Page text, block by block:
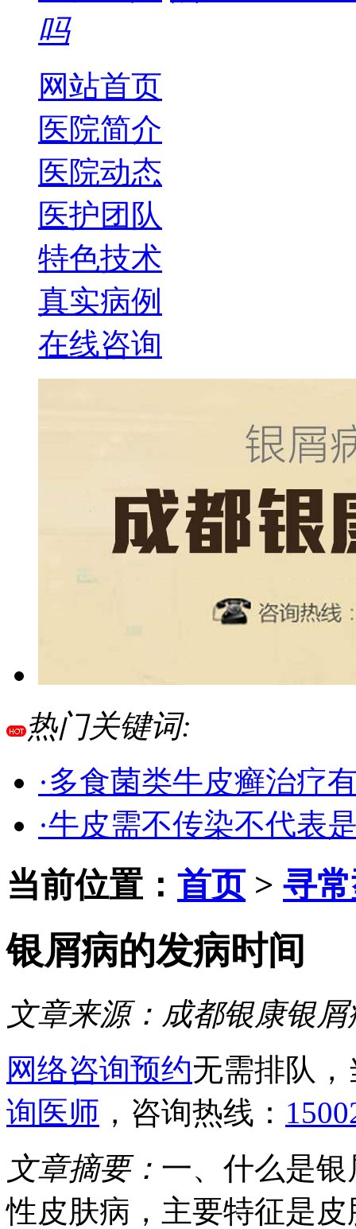
吗
网站首页
医院简介
医院动态
医护团队
特色技术
真实病例
在线咨询
热门关键词:
·多食菌类牛皮癣治疗
·牛皮需不传染不代表
当前位置： 首页> 寻
银屑病的发病时间
文章来源： 成都银康银
网络咨询预约无需排队
询医师 ，咨询热线：
文章摘要： 一、什么是
性皮肤病，主要特征是